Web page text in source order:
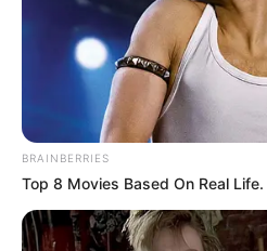
BRAINBERRIES
Top 8 Movies Based On Real